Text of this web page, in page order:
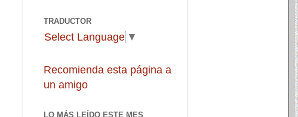
TRADUCTOR
Select Language ▼
Recomienda esta página a
un amigo
LO MÁS LEÍDO ESTE MES